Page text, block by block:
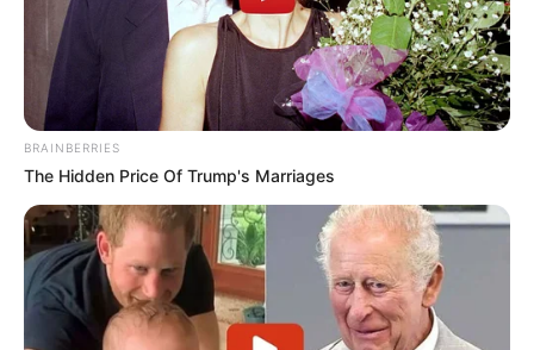
BRAINBERRIES
The Hidden Price Of Trump's Marriages